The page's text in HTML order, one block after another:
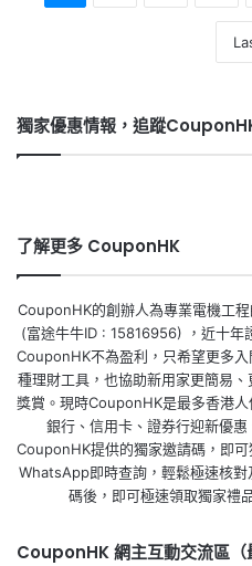
獨家優惠情報，追蹤
了解更多 CouponHK
CouponHK的創辦人為專業電機工
(富途牛牛ID : 15816956) ，近十年
CouponHK不為盈利，只希望更多
種理財工具，也協助新用家更簡易
獎賞。現時CouponHK是最多香港
銀行、信用卡、證券行迎新優
CouponHK提供的獨家邀請碼，即
WhatsApp即時查詢，輕鬆極速核
碼後，即可極速領取獨家禮
CouponHK 網主互動交流區（